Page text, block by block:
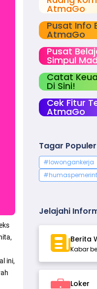
ini,
AtmaGo
Pusat Info
AtmaGo
Pusat
Simpul
Catat
Di Sini!
Cek Fitur
AtmaGo
Tagar Populer
#lowongankerja
Jelajahi
Berita
Kabar
Loker